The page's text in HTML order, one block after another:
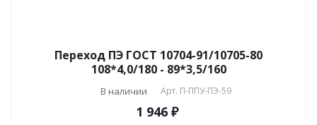
Переход ПЭ ГОСТ 10704-91/10705-80
108*4,0/180 - 89*3,5/160
В наличии Арт. П-ППУ-ПЭ-59
1 946 ₽